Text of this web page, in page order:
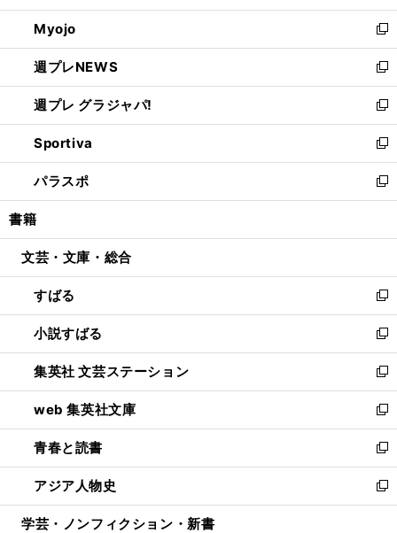
開
く
ウ
で
開
く
ン
ド
ウ
で
開
く
ウ
ィ
ン
ド
ウ
で
開
く
Myojo
新
し
い
ウ
ィ
ン
ド
ウ
で
開
週プレNEWS
新
し
い
ウ
ィ
ン
ド
ウ
開
週プレ グラジャパ!
新
し
い
ウ
ィ
ン
ウ
開
く
Sportiva
新
し
い
ウ
ン
ウ
で
開
く
パラスポ
新
し
ウ
ン
ド
ウ
で
開
く
書籍
文芸・文庫・総合
すばる
新
し
い
ウ
ィ
ン
ド
ウ
で
開
く
小説すばる
新
し
い
ウ
ィ
ン
ド
ウ
で
開
集英社 文芸ステーション
新
し
い
ウ
ィ
ン
ド
ウ
web 集英社文庫
新
し
い
ウ
ィ
ン
青春と読書
新
し
い
ウ
アジア人物史
新
し
学芸・ノンフィクション・新書